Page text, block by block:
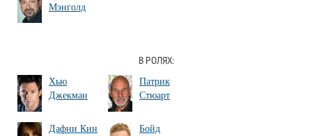
Мэнголд
В РОЛЯХ:
Хью
Джекман
Патрик
Стюарт
Дафни Кин
Бойд